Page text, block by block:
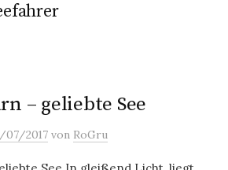
– geliebte See
07/2017 von RoGru